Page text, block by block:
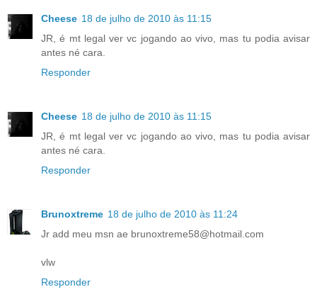
Cheese 18 de julho de 2010 às 11:15
JR, é mt legal ver vc jogando ao vivo, mas tu podia avisar
antes né cara.
Responder
Cheese 18 de julho de 2010 às 11:15
JR, é mt legal ver vc jogando ao vivo, mas tu podia avisar
antes né cara.
Responder
Brunoxtreme 18 de julho de 2010 às 11:24
Jr add meu msn ae brunoxtreme58@hotmail.com
vlw
Responder